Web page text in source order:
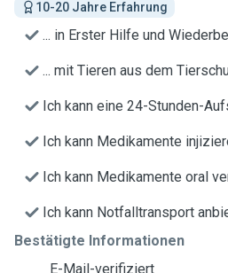
10-20 Jahre Erfahrung
... in Erster Hilfe und
... mit Tieren aus dem
Ich kann eine 24-Stunden-
Ich kann Medikamente
Ich kann Medikamente oral
Ich kann Notfalltransport
Bestätigte Informationen
E-Mail-verifiziert